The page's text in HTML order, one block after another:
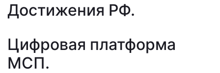
Достижения РФ.
Цифровая платформа
МСП.